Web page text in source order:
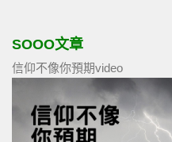
SOOO文章
信仰不像你預期video